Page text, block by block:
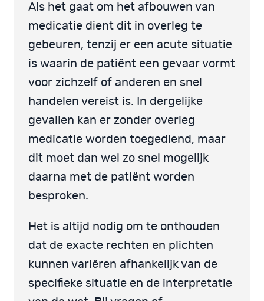
Als het gaat om het afbouwen van
medicatie dient dit in overleg te
gebeuren, tenzij er een acute situatie
is waarin de patiënt een gevaar vormt
voor zichzelf of anderen en snel
handelen vereist is. In dergelijke
gevallen kan er zonder overleg
medicatie worden toegediend, maar
dit moet dan wel zo snel mogelijk
daarna met de patiënt worden
besproken.
Het is altijd nodig om te onthouden
dat de exacte rechten en plichten
kunnen variëren afhankelijk van de
specifieke situatie en de interpretatie